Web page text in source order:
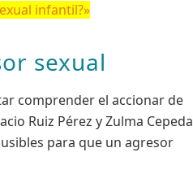
infantil?»
sexual
comprender el accionar de
Ruiz Pérez y Zulma Cepeda
para que un agresor